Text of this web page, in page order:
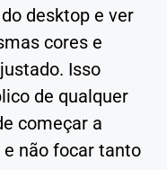
desktop e ver
cores e
Isso
de qualquer
começar a
não focar tanto